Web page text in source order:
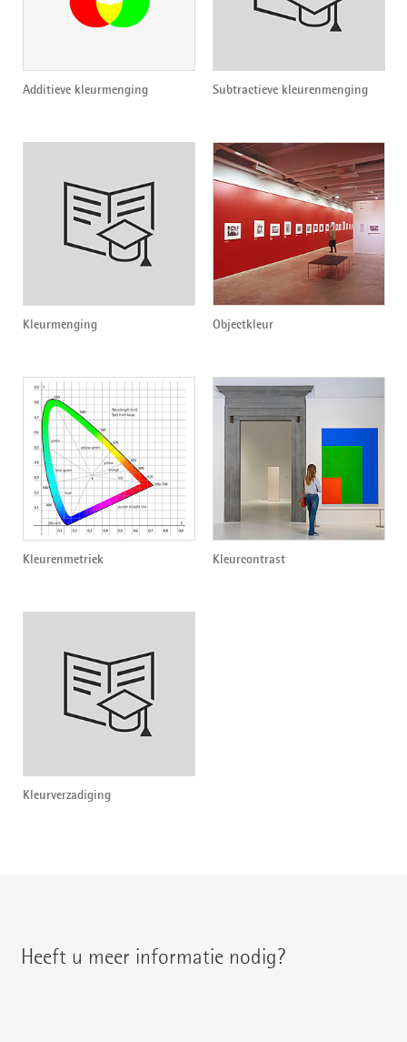
Additieve kleurmenging Subtractieve kleurenmenging
Kleurmenging Objectkleur
Kleurenmetriek Kleurcontrast
Kleurverzadiging
Heeft u meer informatie nodig?